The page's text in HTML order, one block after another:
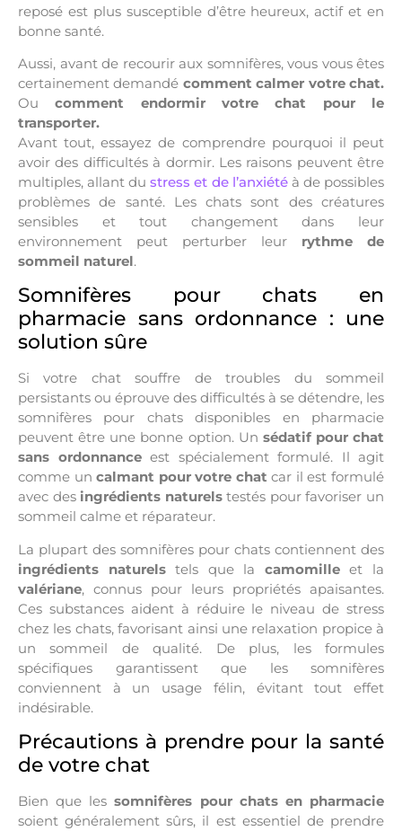
reposé est plus susceptible d’être heureux, actif et en
bonne santé.
Aussi, avant de recourir aux somnifères, vous vous êtes
certainement demandé comment calmer votre chat.
Oucomment endormir votre chat pour le
transporter.
Avant tout, essayez de comprendre pourquoi il peut
avoir des difficultés à dormir. Les raisons peuvent être
multiples, allant dustress et de l’anxiétéà de possibles
problèmes de santé. Les chats sont des créatures
sensibles et tout changement dans leur
environnement peut perturber leur rythme de
sommeil naturel.
Somnifères pour chats en
pharmacie sans ordonnance : une
solution sûre
Si votre chat souffre de troubles du sommeil
persistants ou éprouve des difficultés à se détendre, les
somnifères pour chats disponibles en pharmacie
peuvent être une bonne option. Un sédatif pour chat
sans ordonnance est spécialement formulé. Il agit
comme uncalmant pour votre chatcar il est formulé
avec des ingrédients naturelstestés pour favoriser un
sommeil calme et réparateur.
La plupart des somnifères pour chats contiennent des
ingrédients naturelstels que la camomilleet la
valériane, connus pour leurs propriétés apaisantes.
Ces substances aident à réduire le niveau de stress
chez les chats, favorisant ainsi une relaxation propice à
un sommeil de qualité. De plus, les formules
spécifiques garantissent que les somnifères
conviennent à un usage félin, évitant tout effet
indésirable.
Précautions à prendre pour la santé
de votre chat
Bien que lessomnifères pour chats en pharmacie
soient généralement sûrs, il est essentiel de prendre